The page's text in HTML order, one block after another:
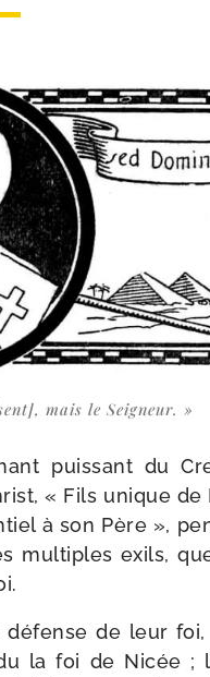
mais le Seigneur. »
puis­sant du
« Fils unique de
à son Père »,
mul­tiples exils,
défense de leur
la foi de Nicée ;